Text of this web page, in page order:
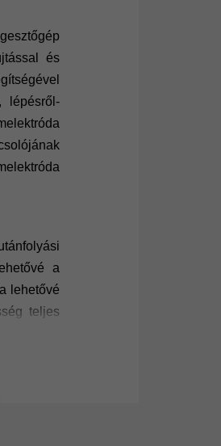
és
lépésről-
a
lehetővé
teljes